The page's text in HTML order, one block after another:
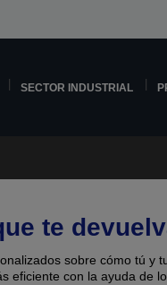
SECTOR INDUSTRIAL
te
sobre cómo tú y
eficiente con la ayuda de